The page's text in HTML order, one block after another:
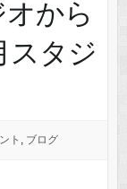
から
スタジ
ト ブログ